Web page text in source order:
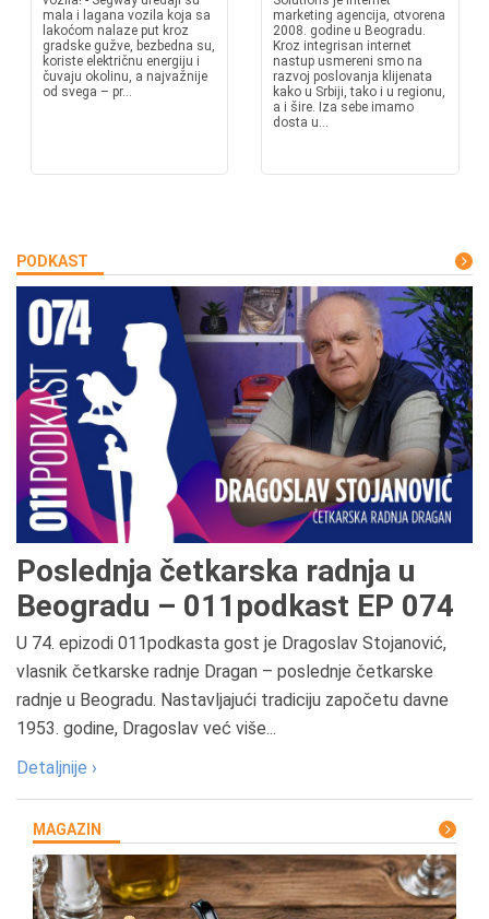
mala i lagana vozila koja sa
lakoćom nalaze put kroz
gradske gužve, bezbedna su,
koriste električnu energiju i
čuvaju okolinu, a najvažnije
od svega – pr...
marketing agencija, otvorena
2008. godine u Beogradu.
Kroz integrisan internet
nastup usmereni smo na
razvoj poslovanja klijenata
kako u Srbiji, tako i u regionu,
a i šire. Iza sebe imamo
dosta u...
PODKAST
Poslednja četkarska radnja u
Beogradu – 011podkast EP 074
U 74. epizodi 011podkasta gost je Dragoslav Stojanović,
vlasnik četkarske radnje Dragan – poslednje četkarske
radnje u Beogradu. Nastavljajući tradiciju započetu davne
1953. godine, Dragoslav već više...
Detaljnije ›
MAGAZIN